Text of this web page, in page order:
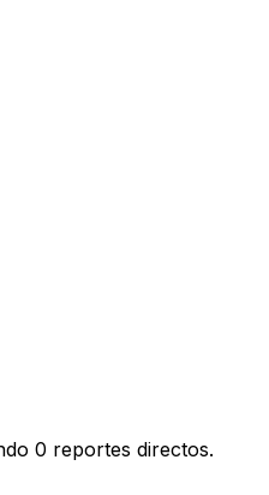
0 reportes directos.